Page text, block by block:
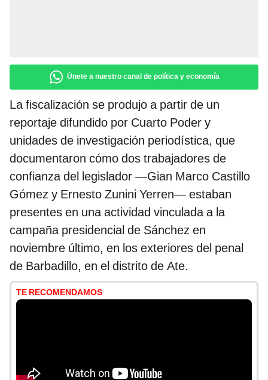
Únete a nuestro canal de política y economía
La fiscalización se produjo a partir de un
reportaje difundido por Cuarto Poder y
unidades de investigación periodística, que
documentaron cómo dos trabajadores de
confianza del legislador —Gian Marco Castillo
Gómez y Ernesto Zunini Yerren— estaban
presentes en una actividad vinculada a la
campaña presidencial de Sánchez en
noviembre último, en los exteriores del penal
de Barbadillo, en el distrito de Ate.
TE RECOMENDAMOS